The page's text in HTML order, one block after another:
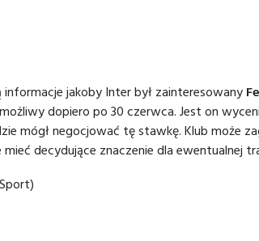
informacje jakoby Inter był zainteresowany
dopiero po 30 czerwca. Jest on
mógł negocjować tę stawkę. Klub może
decydujące znaczenie dla ewentualnej